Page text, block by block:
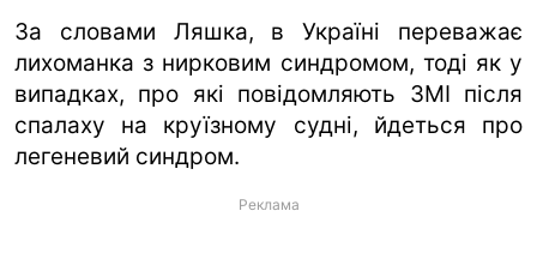
За словами Ляшка, в Україні переважає
лихоманка з нирковим синдромом, тоді як у
випадках, про які повідомляють ЗМІ після
спалаху на круїзному судні, йдеться про
легеневий синдром.
Реклама